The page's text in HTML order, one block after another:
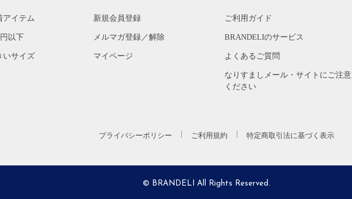
アイテム
以下
いサイズ
新規会員登録
メルマガ登録／解除
マイページ
ご利用ガイド
BRANDELIのサービス
よくあるご質問
なりすましメール・サイトにご注意
ください
プライバシーポリシー ご利用規約 特定商取引法に基づく表示
© BRANDELI All Rights Reserved.